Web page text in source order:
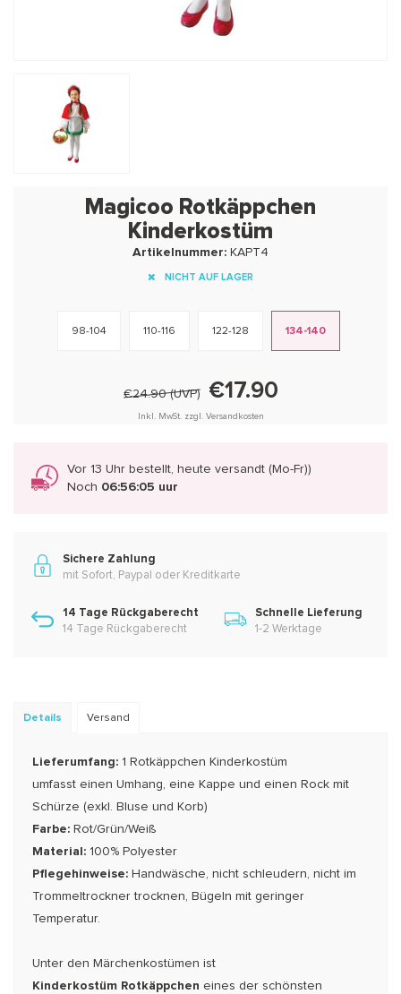
Magicoo Rotkäppchen
Kinderkostüm
Artikelnummer: KAPT4
NICHT AUF LAGER
98-104 110-116 122-128 134-140
€24.90 (UVP) €17.90
Inkl. MwSt. zzgl. Versandkosten
Vor 13 Uhr bestellt, heute versandt (Mo-Fr))
Noch 06:56:05 uur
Sichere Zahlung
mit Sofort, Paypal oder Kreditkarte
14 Tage Rückgaberecht
14 Tage Rückgaberecht
Schnelle Lieferung
1-2 Werktage
Details Versand
Lieferumfang: 1 Rotkäppchen Kinderkostüm
umfasst einen Umhang, eine Kappe und einen Rock mit
Schürze (exkl. Bluse und Korb)
Farbe: Rot/Grün/Weiß
Material: 100% Polyester
Pflegehinweise: Handwäsche, nicht schleudern, nicht im
Trommeltrockner trocknen, Bügeln mit geringer
Temperatur.
Unter den Märchenkostümen ist
Kinderkostüm Rotkäppchen eines der schönsten